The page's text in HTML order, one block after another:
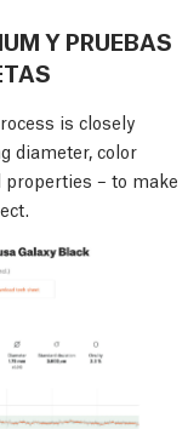
Y PRUEBAS
is closely
diameter, color
properties – to make